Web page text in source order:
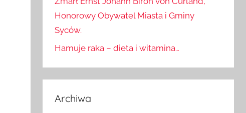
Honorowy Obywatel Miasta i Gminy
Syców.
Hamuje raka – dieta i witamina…
Archiwa